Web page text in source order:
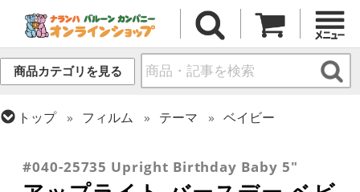
商品カテゴリを見る
トップ フィルム テーマ
ベイビー
#040-25735 Upright Birthday Baby 5"